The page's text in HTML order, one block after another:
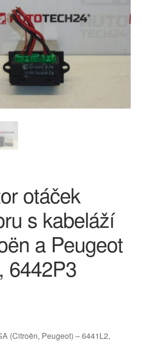
otáček
s kabeláží
a Peugeot
6442P3
(Citroën, Peugeot) – 6441L2,